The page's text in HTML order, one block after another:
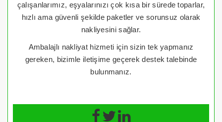
çalışanlarımız, eşyalarınızı çok kısa bir sürede toparlar,
hızlı ama güvenli şekilde paketler ve sorunsuz olarak
nakliyesini sağlar.
Ambalajlı nakliyat hizmeti için sizin tek yapmanız
gereken, bizimle iletişime geçerek destek talebinde
bulunmanız.